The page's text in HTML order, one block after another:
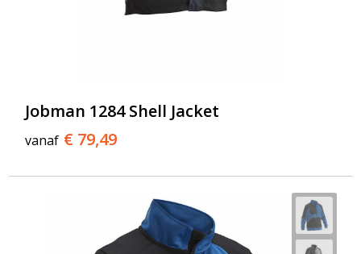
Jobman 1284 Shell Jacket
vanaf € 79,49